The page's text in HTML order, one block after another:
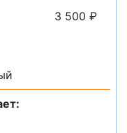
3 500 ₽